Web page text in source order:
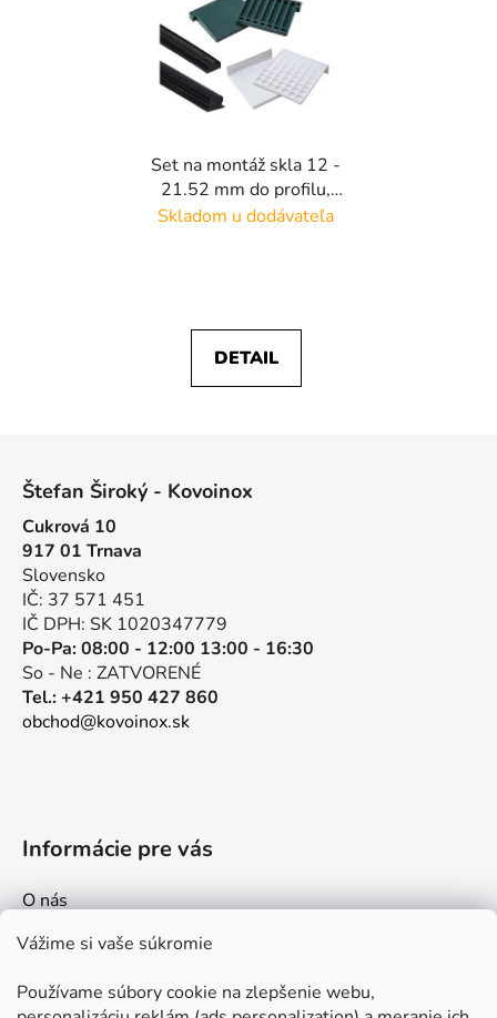
Vážime si vaše súkromie
Používame súbory cookie na zlepšenie webu,
Set na montáž skla 12 -
21.52 mm do profilu,
dĺžka 5m, vhodné na
Skladom u dodávateľa
DETAIL
Štefan Široký - Kovoinox
Cukrová 10
917 01 Trnava
Slovensko
IČ: 37 571 451
IČ DPH: SK 1020347779
Po-Pa: 08:00 - 12:00 13:00 - 16:30
So - Ne : ZATVORENÉ
Tel.: +421 950 427 860
obchod@kovoinox.sk
Informácie pre vás
O nás
Kontakt
Ako nakupovať